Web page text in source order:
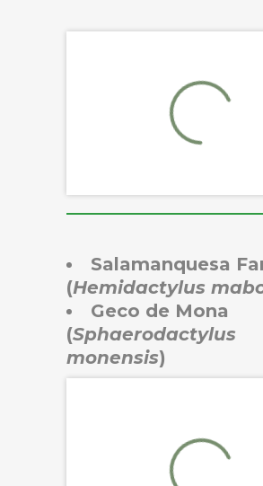
Salamanquesa
(Hemidactylus
Geco de Mona
(Sphaerodactylus
monensis)